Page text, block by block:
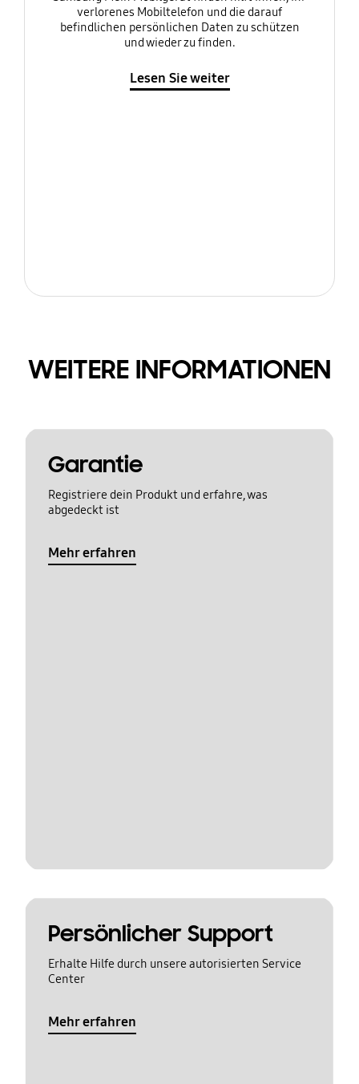
verlorenes Mobiltelefon und die darauf
befindlichen persönlichen Daten zu schützen
und wieder zu finden.
Lesen Sie weiter
WEITERE INFORMATIONEN
Garantie
Registriere dein Produkt und erfahre, was
abgedeckt ist
Mehr erfahren
Persönlicher Support
Erhalte Hilfe durch unsere autorisierten Service
Center
Mehr erfahren